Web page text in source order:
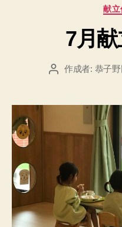
献
7月
投 作成者: 恭子野